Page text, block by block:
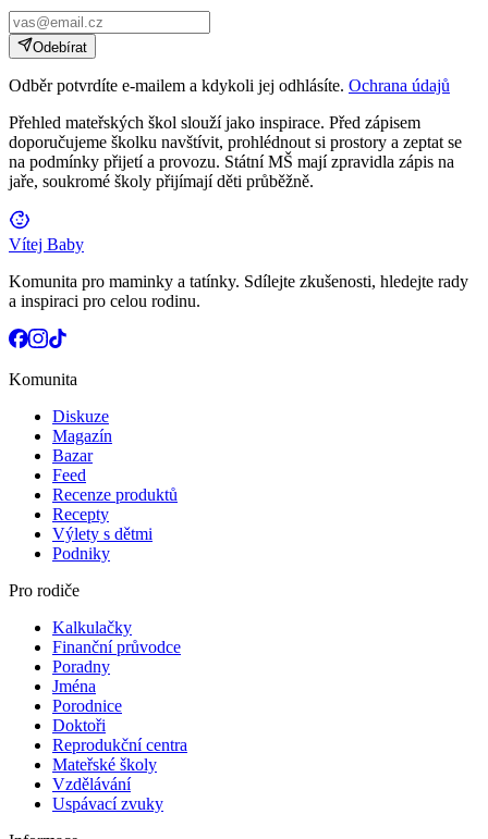
Odebírat
Odběr potvrdíte e-mailem a kdykoli jej odhlásíte. Ochrana údajů
Přehled mateřských škol slouží jako inspirace. Před zápisem
doporučujeme školku navštívit, prohlédnout si prostory a zeptat se
na podmínky přijetí a provozu. Státní MŠ mají zpravidla zápis na
jaře, soukromé školy přijímají děti průběžně.
Vítej Baby
Komunita pro maminky a tatínky. Sdílejte zkušenosti, hledejte rady
a inspiraci pro celou rodinu.
Komunita
Diskuze
Magazín
Bazar
Feed
Recenze produktů
Recepty
Výlety s dětmi
Podniky
Pro rodiče
Kalkulačky
Finanční průvodce
Poradny
Jména
Porodnice
Doktoři
Reprodukční centra
Mateřské školy
Vzdělávání
Uspávací zvuky